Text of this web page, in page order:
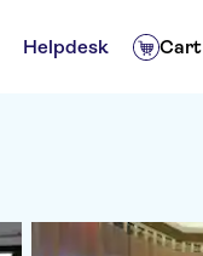
Helpdesk Cart